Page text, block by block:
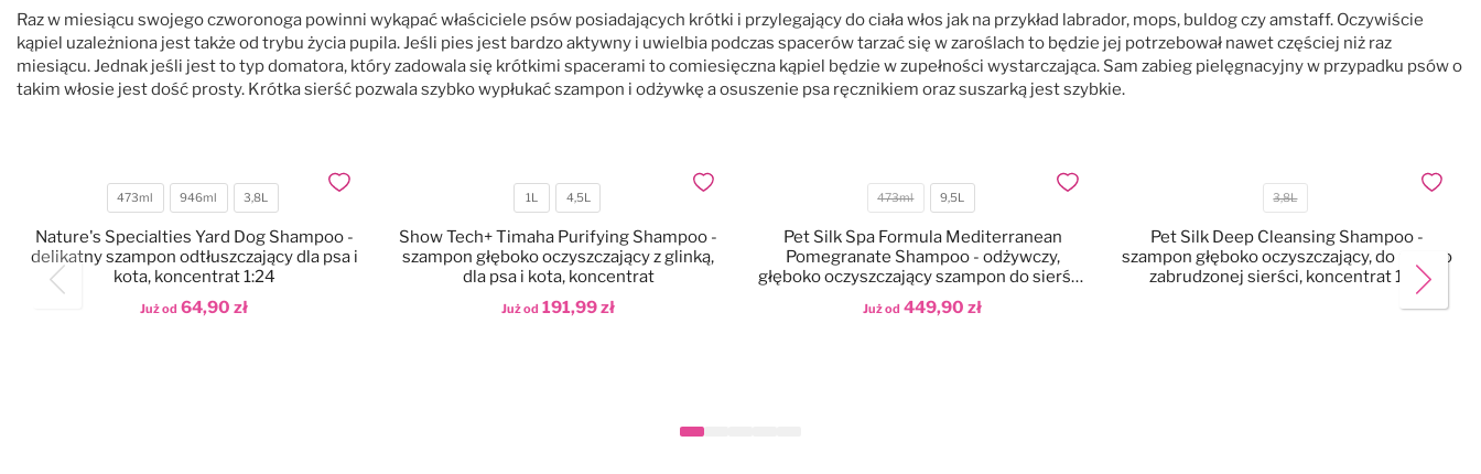
Raz w miesiącu swojego czworonoga powinni wykąpać właściciele psów posiadających krótki i przylegający do ciała włos jak na przykład labrador, mops, buldog czy amstaff. Oczywiście
kąpiel uzależniona jest także od trybu życia pupila. Jeśli pies jest bardzo aktywny i uwielbia podczas spacerów tarzać się w zaroślach to będzie jej potrzebował nawet częściej niż raz
miesiącu. Jednak jeśli jest to typ domatora, który zadowala się krótkimi spacerami to comiesięczna kąpiel będzie w zupełności wystarczająca. Sam zabieg pielęgnacyjny w przypadku psów o
takim włosie jest dość prosty. Krótka sierść pozwala szybko wypłukać szampon i odżywkę a osuszenie psa ręcznikiem oraz suszarką jest szybkie.
Pojemność
473ml 946ml 3,8L
Już od 64,90 zł
Nature's Specialties Yard Dog Shampoo -
delikatny szampon odtłuszczający dla psa i
kota, koncentrat 1:24
Dodaj do ulubionych
Pojemność
1L 4,5L
Już od 191,99 zł
Show Tech+ Timaha Purifying Shampoo -
szampon głęboko oczyszczający z glinką,
dla psa i kota, koncentrat
Dodaj do ulubionych
Pojemność
473ml 9,5L
Już od 449,90 zł
Pet Silk Spa Formula Mediterranean
Pomegranate Shampoo - odżywczy,
głęboko oczyszczający szampon do sierści,
o zapachu owocu granatu, koncentrat 1:16
Dodaj do ulubionych
Pojemność
3,8L
Pet Silk Deep Cleansing Shampoo -
szampon głęboko oczyszczający, do mocno
zabrudzonej sierści, koncentrat 1:16
Dodaj